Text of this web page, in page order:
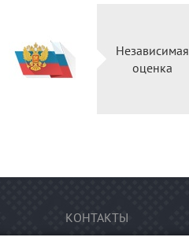
Независимая
оценка
КОНТАКТЫ